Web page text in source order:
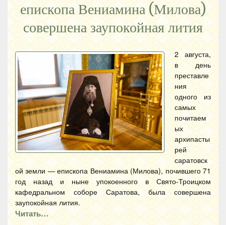
епископа Вениамина (Милова)
совершена заупокойная лития
2 августа,
в день
преставле
ния
одного из
самых
почитаем
ых
архипасты
рей
саратовск
ой земли — епископа Вениамина (Милова), почившего 71
год назад и ныне упокоенного в Свято-Троицком
кафедральном соборе Саратова, была совершена
заупокойная лития.
Читать…